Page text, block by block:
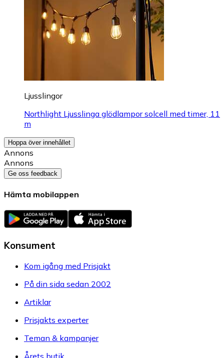
Ljusslingor
Northlight Ljusslinga glödlampor solcell med timer, 11
m
Hoppa över innehållet
Annons
Annons
Ge oss feedback
Hämta mobilappen
Konsument
Kom igång med Prisjakt
På din sida sedan 2002
Artiklar
Prisjakts experter
Teman & kampanjer
Årets butik